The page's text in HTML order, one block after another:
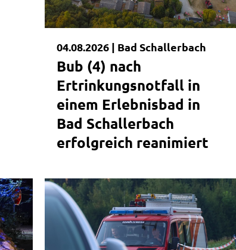
04.08.2026 | Bad Schallerbach
Bub (4) nach
Ertrinkungsnotfall in
einem Erlebnisbad in
Bad Schallerbach
erfolgreich reanimiert